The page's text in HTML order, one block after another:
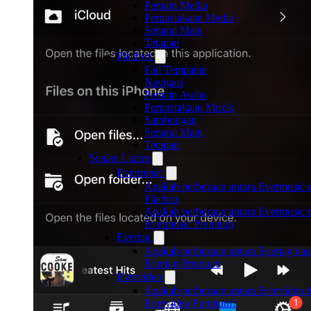
Pemain Media
Perpustakaan Media
Senarai Main
Tetapan
Flacbox
Fail Tempatan
Navigasi
Pemain Audio
Perpustakaan Muzik
Sambungan
Senarai Main
Tetapan
Soalan Lazim
Evermusic
Apakah perbezaan antara Evermusic
Flacbox
Apakah perbezaan antara Evermusic
Evermusic Premium
Evertag
Apakah perbezaan antara Evertag dan
Evertag Premium
Evervideo
Apakah perbezaan antara Evervideo
Evervideo Premium?